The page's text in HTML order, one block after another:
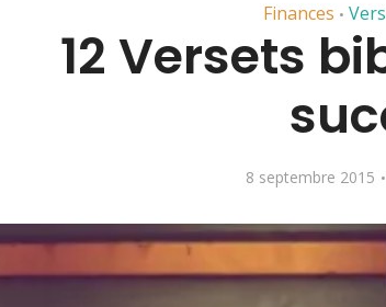
Finances •
12 Versets
8 septembre 2015